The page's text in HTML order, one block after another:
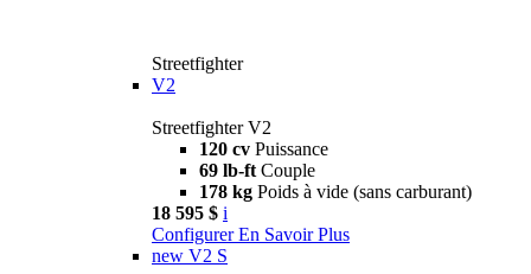
Streetfighter
V2
Streetfighter V2
120 cv Puissance
69 lb-ft Couple
178 kg Poids à vide (sans carburant)
18 595 $ i
Configurer En Savoir Plus
new V2 S